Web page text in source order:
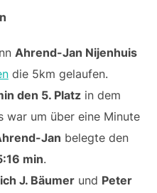
Ahrend-Jan Nijenhuis
die 5km gelaufen.
den 5. Platzin dem
war um über eine Minute
Jan belegte den
min.
J. Bäumerund Peter